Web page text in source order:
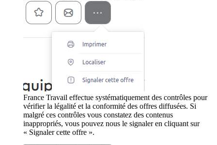
France Travail effectue systématiquement des contrôles pour
vérifier la légalité et la conformité des offres diffusées. Si
malgré ces contrôles vous constatez des contenus
inappropriés, vous pouvez nous le signaler en cliquant sur
« Signaler cette offre ».